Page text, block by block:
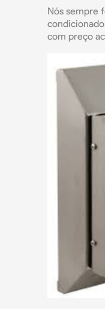
Nós sempre
com preço